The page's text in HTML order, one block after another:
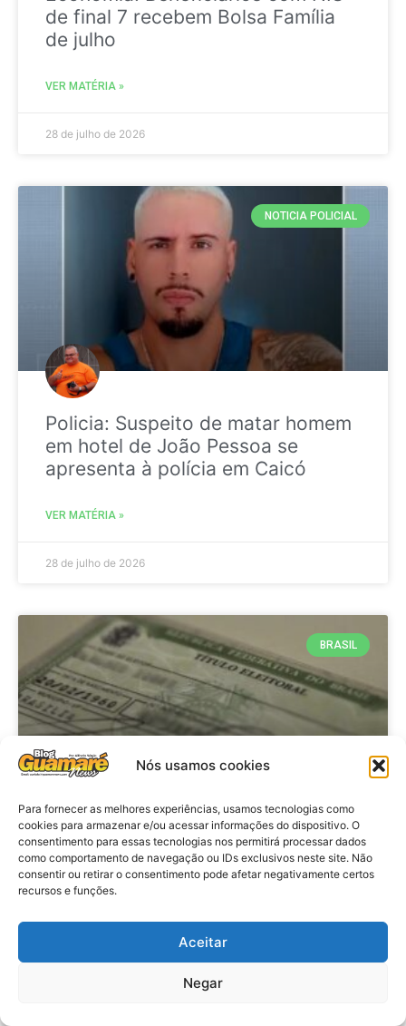
Nós usamos cookies
Para fornecer as melhores experiências, usamos tecnologias como
cookies para armazenar e/ou acessar informações do dispositivo. O
consentimento para essas tecnologias nos permitirá processar dados
como comportamento de navegação ou IDs exclusivos neste site. Não
consentir ou retirar o consentimento pode afetar negativamente certos
recursos e funções.
Aceitar
Negar
de final 7 recebem Bolsa Família
de julho
VER MATÉRIA »
28 de julho de 2026
NOTICIA POLICIAL
Policia: Suspeito de matar homem
em hotel de João Pessoa se
apresenta à polícia em Caicó
VER MATÉRIA »
28 de julho de 2026
BRASIL
Brasil: Policia Federal investiga
753 casos de crimes eleitorais
antes das eleições